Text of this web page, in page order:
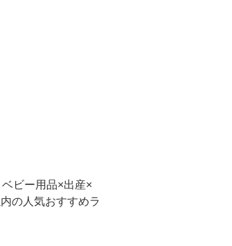
ビー用品×出産×
の人気おすすめラ